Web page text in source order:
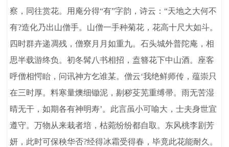
察，同往赏花。用庵分得“有”字韵，诗云：“天地之大何不
有?造化乃出山僧手。山僧一手种菊花，花高十尺大如斗。
四时群卉递凋残，僧寮月月如重九。石头城外普陀庵，相
思半载游终负。初冬髯八书相招，盍簪花下中山酒。座客
呼僧相愕眙，问讯神方乞谁某。僧云‘我绝鲜师传，蕴崇只
在三时厚。料寒量燠细锄泥，剔秽芟芜重缚帚。雨无苦湿
晴无干，如期各有神明寿’。此言虽小可喻大，士夫身世宜
遵守。万物从来栽者培，枯菀纷纷都自取。东风桃李剧芳
妍，此时可保秧华否?经得冰霜受得春，毕竟此花能耐久。